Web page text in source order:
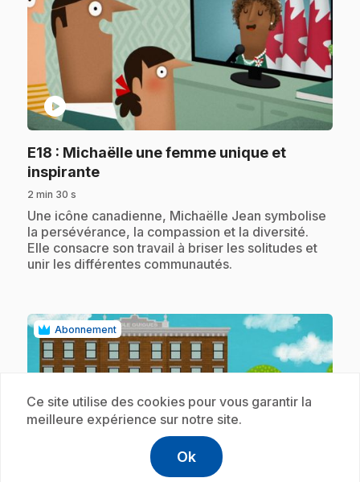
play_circle
E18 : Michaëlle une femme unique et
inspirante.
2 min 30 s
.Une icône canadienne, Michaëlle Jean symbolise
la persévérance, la compassion et la diversité.
Elle consacre son travail à briser les solitudes et
unir les différentes communautés.
Abonnement
Ce site utilise des cookies pour vous garantir la
meilleure expérience sur notre site.
Ok